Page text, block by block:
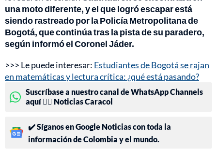
una moto diferente, y el que logró escapar está
siendo rastreado por la Policía Metropolitana de
Bogotá, que continúa tras la pista de su paradero,
según informó el Coronel Jáder.
>>> Le puede interesar: Estudiantes de Bogotá se rajan
en matemáticas y lectura crítica: ¿qué está pasando?
Suscríbase a nuestro canal de WhatsApp Channels
aquí 👉🏻 Noticias Caracol
✔️ Síganos en Google Noticias con toda la
información de Colombia y el mundo.